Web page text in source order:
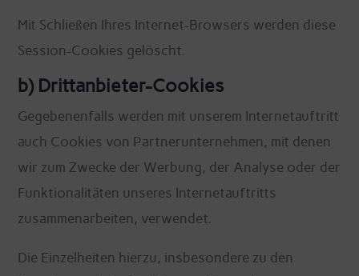
Mit Schließen Ihres Internet-Browsers werden diese
Session-Cookies gelöscht.
b) Drittanbieter-Cookies
Gegebenenfalls werden mit unserem Internetauftritt
auch Cookies von Partnerunternehmen, mit denen
wir zum Zwecke der Werbung, der Analyse oder der
Funktionalitäten unseres Internetauftritts
zusammenarbeiten, verwendet.
Die Einzelheiten hierzu, insbesondere zu den